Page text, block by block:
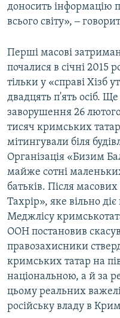
доносить інформацію
всього світу», ‒
Перші масові
почалися в січні 2015
тільки у «справі Хізб
двадцять п'ять осіб.
заворушення 26
тисяч кримських татар
мітингували біля
Організація «Бизим
майже сотні
батьків. Після
Тахрір», яке вільно
Меджлісу
ООН постановив
правозахисники
кримських татар на
національною, а й за
цьому реальних
російську владу в